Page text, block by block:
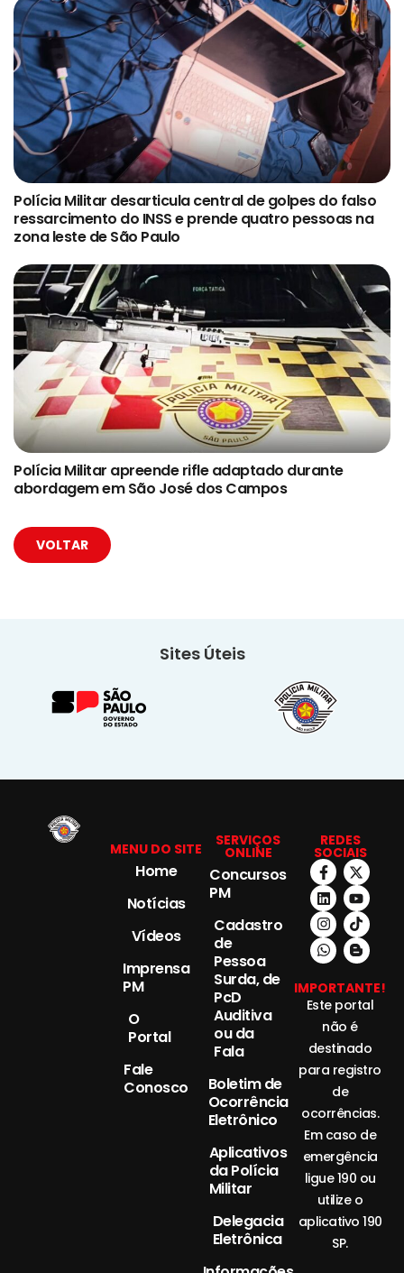
Polícia Militar desarticula central de golpes do falso
ressarcimento do INSS e prende quatro pessoas na
zona leste de São Paulo
Polícia Militar apreende rifle adaptado durante
abordagem em São José dos Campos
VOLTAR
Sites Úteis
MENU DO SITE
Home
Notícias
Vídeos
Imprensa
PM
O
Portal
Fale
Conosco
SERVIÇOS
ONLINE
Concursos
PM
Cadastro
de
Pessoa
Surda, de
PcD
Auditiva
ou da
Fala
Boletim de
Ocorrência
Eletrônico
Aplicativos
da Polícia
Militar
Delegacia
Eletrônica
REDES
SOCIAIS
IMPORTANTE!
Este portal
não é
destinado
para registro
de
ocorrências.
Em caso de
emergência
ligue 190 ou
utilize o
aplicativo 190
SP.